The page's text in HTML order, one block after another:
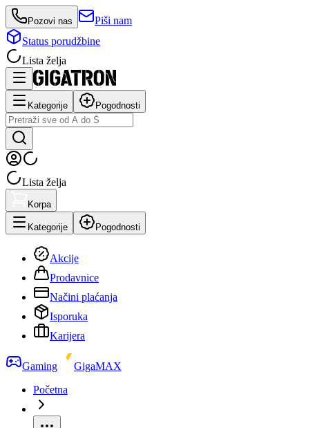
Pozovi nas
Piši nam
Status porudžbine
Lista želja
Kategorije Pogodnosti
Lista želja
Korpa
Kategorije Pogodnosti
Akcije
Prodavnice
Načini plaćanja
Isporuka
Karijera
Gaming
GigaMAX
Početna